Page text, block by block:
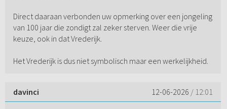
Direct daaraan verbonden uw opmerking over een jongeling
van 100 jaar die zondigt zal zeker sterven. Weer die vrije
keuze, ook in dat Vrederijk.
Het Vrederijk is dus niet symbolisch maar een werkelijkheid.
davinci 12-06-2026 / 12:01